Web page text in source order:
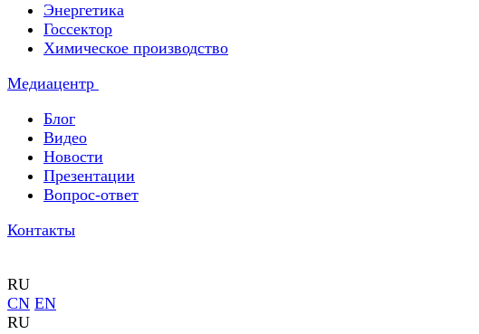
Энергетика
Госсектор
Химическое производство
Медиацентр
Блог
Видео
Новости
Презентации
Вопрос-ответ
Контакты
RU
CN EN
RU